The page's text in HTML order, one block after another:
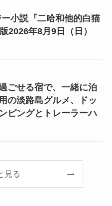
小説『二哈和他的白猫
2026年8月9日（日）
ごせる宿で、一緒に泊
の淡路島グルメ、ドッ
ピングとトレーラーハ
見る